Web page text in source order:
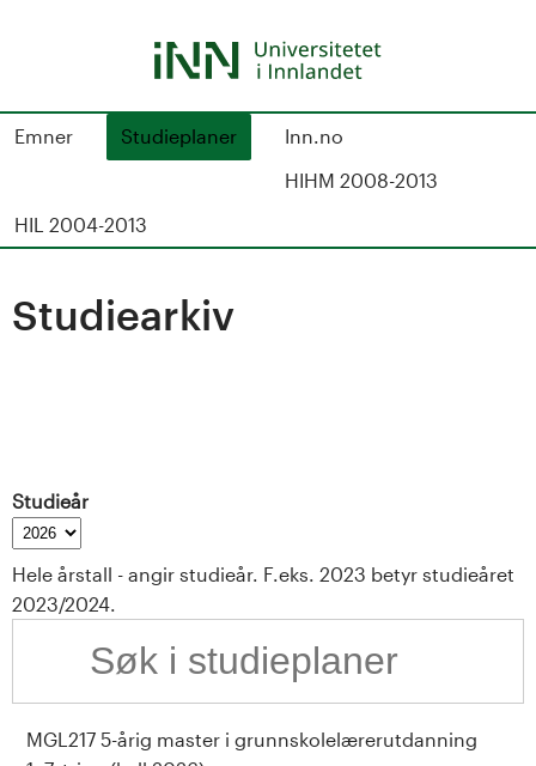
S
u
a
t
a
o
Emner Studieplaner
Inn.no
HIHM 2008-2013
HIL 2004-2013
Studiearkiv
Studieår
Hele årstall - angir studieår. F.eks. 2023 betyr studieåret
2023/2024.
MGL217 5-årig master i grunnskolelærerutdanning